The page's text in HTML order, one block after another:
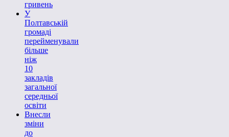
гривень
У
Полтавській
громаді
перейменували
більше
ніж
10
закладів
загальної
середньої
освіти
Внесли
зміни
до